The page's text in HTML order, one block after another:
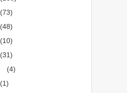
(73)
(48)
(10)
(31)
(4)
(1)